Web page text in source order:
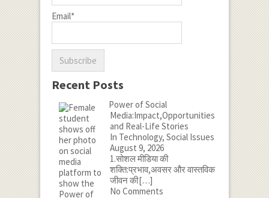
Email*
Recent Posts
Power of Social
Media:Impact,Opportunities
and Real-Life Stories
In Technology, Social Issues
August 9, 2026
1.सोशल मीडिया की
शक्ति:प्रभाव,अवसर और वास्तविक
जीवन की[…]
No Comments